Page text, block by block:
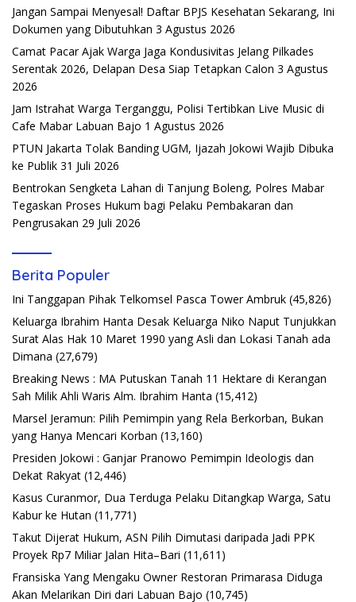
Jangan Sampai Menyesal! Daftar BPJS Kesehatan Sekarang, Ini
Dokumen yang Dibutuhkan 3 Agustus 2026
Camat Pacar Ajak Warga Jaga Kondusivitas Jelang Pilkades
Serentak 2026, Delapan Desa Siap Tetapkan Calon 3 Agustus
2026
Jam Istrahat Warga Terganggu, Polisi Tertibkan Live Music di
Cafe Mabar Labuan Bajo 1 Agustus 2026
PTUN Jakarta Tolak Banding UGM, Ijazah Jokowi Wajib Dibuka
ke Publik 31 Juli 2026
Bentrokan Sengketa Lahan di Tanjung Boleng, Polres Mabar
Tegaskan Proses Hukum bagi Pelaku Pembakaran dan
Pengrusakan 29 Juli 2026
Berita Populer
Ini Tanggapan Pihak Telkomsel Pasca Tower Ambruk (45,826)
Keluarga Ibrahim Hanta Desak Keluarga Niko Naput Tunjukkan
Surat Alas Hak 10 Maret 1990 yang Asli dan Lokasi Tanah ada
Dimana (27,679)
Breaking News : MA Putuskan Tanah 11 Hektare di Kerangan
Sah Milik Ahli Waris Alm. Ibrahim Hanta (15,412)
Marsel Jeramun: Pilih Pemimpin yang Rela Berkorban, Bukan
yang Hanya Mencari Korban (13,160)
Presiden Jokowi : Ganjar Pranowo Pemimpin Ideologis dan
Dekat Rakyat (12,446)
Kasus Curanmor, Dua Terduga Pelaku Ditangkap Warga, Satu
Kabur ke Hutan (11,771)
Takut Dijerat Hukum, ASN Pilih Dimutasi daripada Jadi PPK
Proyek Rp7 Miliar Jalan Hita–Bari (11,611)
Fransiska Yang Mengaku Owner Restoran Primarasa Diduga
Akan Melarikan Diri dari Labuan Bajo (10,745)